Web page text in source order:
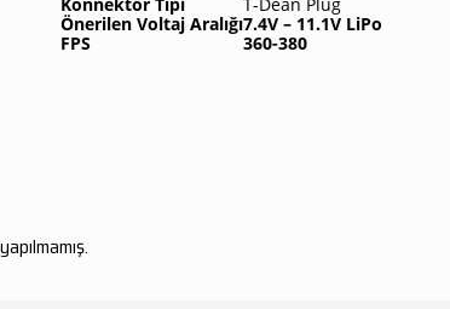
Önerilen Voltaj Aralığı7.4V – 11.1V LiPo
FPS
360-380